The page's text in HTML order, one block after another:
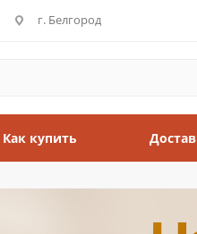
г. Белгород
Как купить